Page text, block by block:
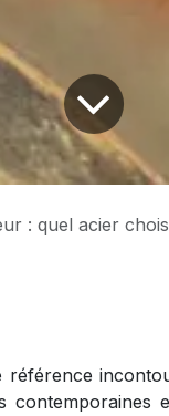
: quel acier choisir
référence